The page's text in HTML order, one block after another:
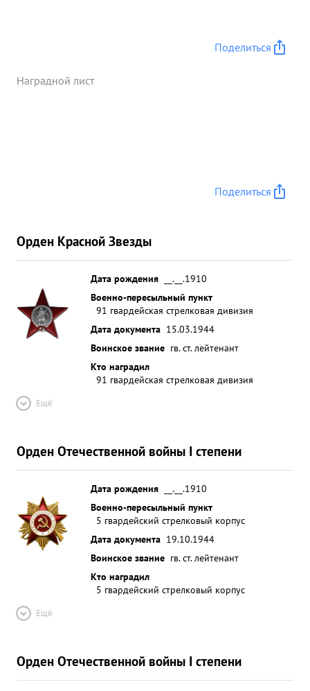
Поделиться
Наградной лист
Поделиться
Орден Красной Звезды
Дата рождения
__.__.1910
Военно-пересыльный пункт
91 гвардейская стрелковая дивизия
Дата документа 15.03.1944
Воинское звание гв. ст. лейтенант
Кто наградил
91 гвардейская стрелковая дивизия
Ещё
Орден Отечественной войны I степени
Дата рождения
__.__.1910
Военно-пересыльный пункт
5 гвардейский стрелковый корпус
Дата документа 19.10.1944
Воинское звание гв. ст. лейтенант
Кто наградил
5 гвардейский стрелковый корпус
Ещё
Орден Отечественной войны I степени